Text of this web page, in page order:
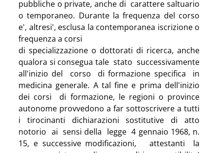
pubbliche o private, anche di  carattere saltuario
o temporaneo. Durante la frequenza del corso
e', altresi', esclusa la contemporanea iscrizione o
frequenza a corsi
di specializzazione o dottorati di ricerca, anche
qualora si consegua tale  stato  successivamente
all'inizio del  corso  di formazione specifica  in
medicina generale. A tal fine e prima dell'inizio
dei corsi  di formazione, le regioni o province
autonome provvedono a far sottoscrivere a tutti
i tirocinanti dichiarazioni sostitutive di atto
notorio  ai  sensi della  legge  4 gennaio 1968, n.
15, e successive modificazioni,   attestanti  la